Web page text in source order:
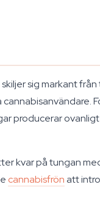
sig markant
ovanligt
kvar på tungan
cannabisfrönatt